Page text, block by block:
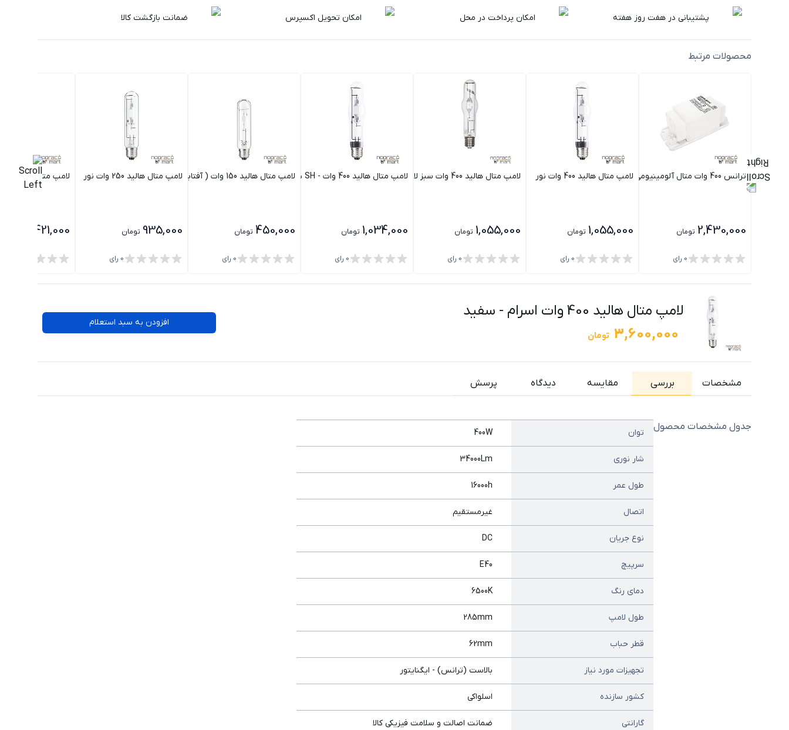
پشتیبانی در هفت روز هفته امکان پرداخت در محل امکان تحویل اکسپرس ضمانت بازگشت کالا
محصولات مرتبط
ترانس 400 وات متال آلومینیومی راما
2,430,000 تومان
0 رای
لامپ متال هالید 400 وات نور
1,055,000 تومان
0 رای
لامپ متال هالید 400 وات سبز لامپ نور
1,055,000 تومان
0 رای
لامپ متال هالید 400 وات - SH شعاع
1,034,000 تومان
0 رای
لامپ متال هالید 150 وات ( آفتابی/ مهتابی) نور
450,000 تومان
0 رای
لامپ متال هالید 250 وات نور
935,000 تومان
0 رای
لامپ متال هالید 250 وات سبز نور
421,000
لامپ متال هالید 400 وات اسرام - سفید
3,600,000 تومان
افزودن به سبد استعلام
مشخصات بررسی مقایسه دیدگاه پرسش
جدول مشخصات محصول
توان 400W
شار نوری 34000Lm
طول عمر 16000h
اتصال غیرمستقیم
نوع جریان DC
سرپیچ E40
دمای رنگ 6500K
طول لامپ 285mm
قطر حباب 62mm
تجهیزات مورد نیاز بالاست (ترانس) - ایگنایتور
کشور سازنده اسلواکی
گارانتی ضمانت اصالت و سلامت فیزیکی کالا